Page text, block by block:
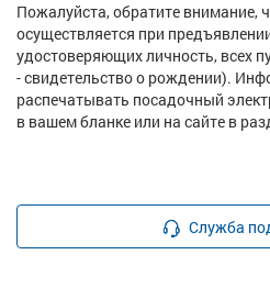
Пожалуйста, обратите внимание,
осуществляется при
удостоверяющих личность, всех
- свидетельство о рождении).
распечатывать посадочный
в вашем бланке или на сайте в
Служба